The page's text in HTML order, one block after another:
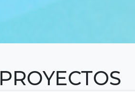
PROYECTOS